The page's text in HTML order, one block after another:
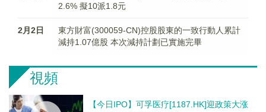
2.6% 擬10派1.8元
2月2日
東方財富(300059-CN)控股股東的一致行動人累計
減持1.07億股 本次減持計劃已實施完畢
視頻
【今日IPO】可孚医疗[1187.HK]迎政策大涨